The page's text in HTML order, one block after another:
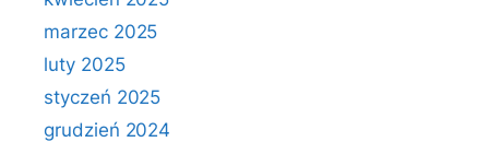
marzec 2025
luty 2025
styczeń 2025
grudzień 2024